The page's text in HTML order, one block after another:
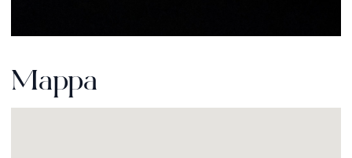
Mappa